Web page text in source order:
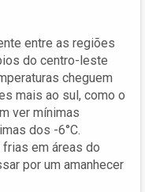
entre as regiões
do centro-leste
cheguem
mais ao sul, como o
ver mínimas
dos -6°C.
em áreas do
por um amanhecer